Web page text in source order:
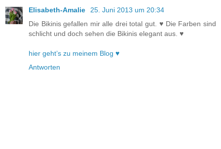
Elisabeth-Amalie
25. Juni 2013 um 20:34
Die Bikinis gefallen mir alle drei total gut. ♥ Die Farben sind
schlicht und doch sehen die Bikinis elegant aus. ♥
hier geht’s zu meinem Blog ♥
Antworten